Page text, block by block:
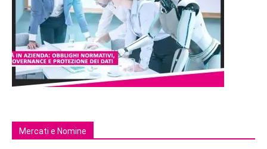
Mercati e Nomine